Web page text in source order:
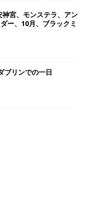
宮、モンステラ、アン
ー、10月、ブラックミ
ブリンでの一日